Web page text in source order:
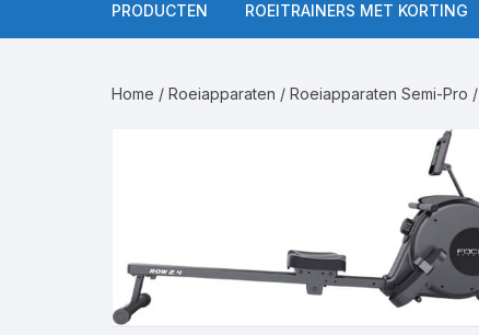
PRODUCTEN ROEITRAINERS MET KORTING
Home / Roeiapparaten / Roeiapparaten Semi-Pro